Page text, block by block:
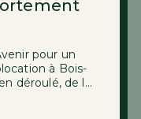
pour un
à Bois-
déroulé, de la
Des